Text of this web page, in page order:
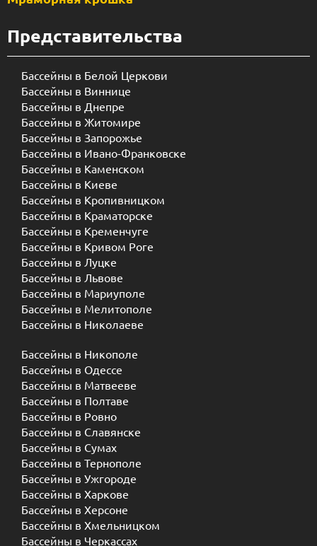
Представительства
Бассейны в Белой Церкови
Бассейны в Виннице
Бассейны в Днепре
Бассейны в Житомире
Бассейны в Запорожье
Бассейны в Ивано-Франковске
Бассейны в Каменском
Бассейны в Киеве
Бассейны в Кропивницком
Бассейны в Краматорске
Бассейны в Кременчуге
Бассейны в Кривом Роге
Бассейны в Луцке
Бассейны в Львове
Бассейны в Мариуполе
Бассейны в Мелитополе
Бассейны в Николаеве
Бассейны в Никополе
Бассейны в Одессе
Бассейны в Матвееве
Бассейны в Полтаве
Бассейны в Ровно
Бассейны в Славянске
Бассейны в Сумах
Бассейны в Тернополе
Бассейны в Ужгороде
Бассейны в Харкове
Бассейны в Херсоне
Бассейны в Хмельницком
Бассейны в Черкассах